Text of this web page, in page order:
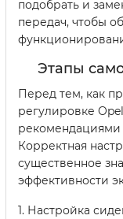
подобрать и
передач, чтобы
Этапы
Перед тем, как
регулировке
рекомендациями
Корректная
существенное
эффективности
1. Настройка